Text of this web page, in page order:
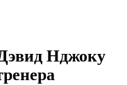
Нджоку